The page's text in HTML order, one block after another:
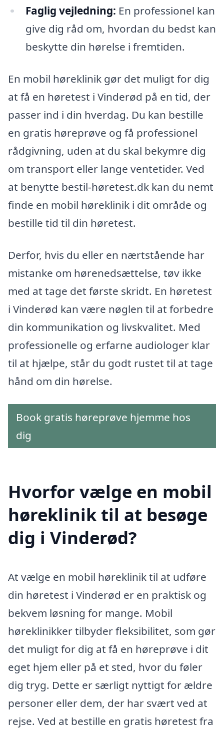
Faglig vejledning: En professionel kan
give dig råd om, hvordan du bedst kan
beskytte din hørelse i fremtiden.
En mobil høreklinik gør det muligt for dig
at få en høretest i Vinderød på en tid, der
passer ind i din hverdag. Du kan bestille
en gratis høreprøve og få professionel
rådgivning, uden at du skal bekymre dig
om transport eller lange ventetider. Ved
at benytte bestil-høretest.dk kan du nemt
finde en mobil høreklinik i dit område og
bestille tid til din høretest.
Derfor, hvis du eller en nærtstående har
mistanke om hørenedsættelse, tøv ikke
med at tage det første skridt. En høretest
i Vinderød kan være nøglen til at forbedre
din kommunikation og livskvalitet. Med
professionelle og erfarne audiologer klar
til at hjælpe, står du godt rustet til at tage
hånd om din hørelse.
Book gratis høreprøve hjemme hos
dig
Hvorfor vælge en mobil
høreklinik til at besøge
dig i Vinderød?
At vælge en mobil høreklinik til at udføre
din høretest i Vinderød er en praktisk og
bekvem løsning for mange. Mobil
høreklinikker tilbyder fleksibilitet, som gør
det muligt for dig at få en høreprøve i dit
eget hjem eller på et sted, hvor du føler
dig tryg. Dette er særligt nyttigt for ældre
personer eller dem, der har svært ved at
rejse. Ved at bestille en gratis høretest fra